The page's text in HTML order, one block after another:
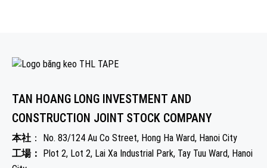
TAN HOANG LONG INVESTMENT AND
CONSTRUCTION JOINT STOCK COMPANY
本社 ： No. 83/124 Au Co Street, Hong Ha Ward, Hanoi City
工場： Plot 2, Lot 2, Lai Xa Industrial Park, Tay Tuu Ward, Hanoi